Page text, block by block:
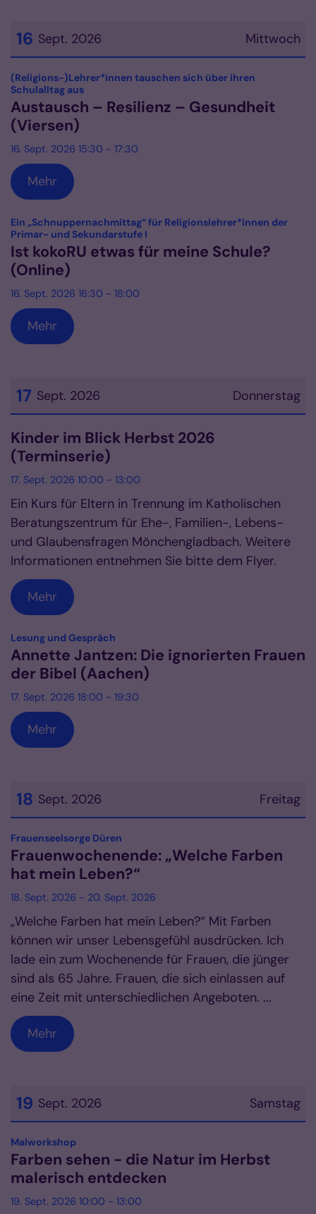
Mittwoch
16 Sept. 2026
Datum: 16. September 2026
(Religions-)Lehrer*innen tauschen sich über ihren
Schulalltag aus:
Austausch – Resilienz – Gesundheit
(Viersen)
16. Sept. 2026 15:30 - 17:30
Mehr
Ein „Schnuppernachmittag“ für Religionslehrer*innen der
Primar- und Sekundarstufe I
Ist kokoRU etwas für meine Schule?
(Online)
16. Sept. 2026 16:30 - 18:00
Mehr
Donnerstag
17 Sept. 2026
Datum: 17. September 2026
Kinder im Blick Herbst 2026
(Terminserie)
17. Sept. 2026 10:00 - 13:00
Ein Kurs für Eltern in Trennung im Katholischen
Beratungszentrum für Ehe-, Familien-, Lebens-
und Glaubensfragen Mönchengladbach. Weitere
Informationen entnehmen Sie bitte dem Flyer.
Mehr
Lesung und Gespräch
Annette Jantzen: Die ignorierten Frauen
der Bibel (Aachen)
17. Sept. 2026 18:00 - 19:30
Mehr
Freitag
18 Sept. 2026
Datum: 18. September 2026
Frauenseelsorge Düren
Frauenwochenende: „Welche Farben
hat mein Leben?“
18. Sept. 2026 - 20. Sept. 2026
„Welche Farben hat mein Leben?“ Mit Farben
können wir unser Lebensgefühl ausdrücken. Ich
lade ein zum Wochenende für Frauen, die jünger
sind als 65 Jahre. Frauen, die sich einlassen auf
eine Zeit mit unterschiedlichen Angeboten. ...
Mehr
Samstag
19 Sept. 2026
Datum: 19. September 2026
Malworkshop:
Farben sehen - die Natur im Herbst
malerisch entdecken
19. Sept. 2026 10:00 - 13:00